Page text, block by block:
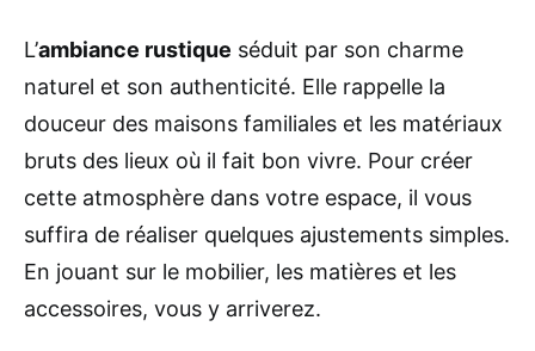
L’ambiance rustique séduit par son charme
naturel et son authenticité. Elle rappelle la
douceur des maisons familiales et les matériaux
bruts des lieux où il fait bon vivre. Pour créer
cette atmosphère dans votre espace, il vous
suffira de réaliser quelques ajustements simples.
En jouant sur le mobilier, les matières et les
accessoires, vous y arriverez.